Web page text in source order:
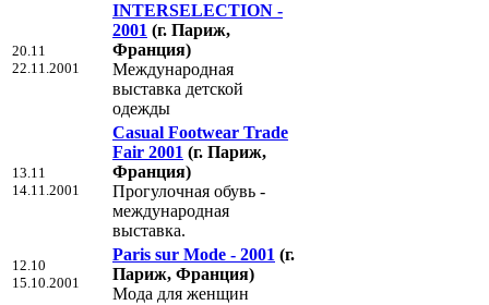
20.11
22.11.2001
INTERSELECTION -
2001 (г. Париж,
Франция)
Международная
выставка детской
одежды
13.11
14.11.2001
Casual Footwear Trade
Fair 2001 (г. Париж,
Франция)
Прогулочная обувь -
международная
выставка.
12.10
15.10.2001
Paris sur Mode - 2001 (г.
Париж, Франция)
Мода для женщин